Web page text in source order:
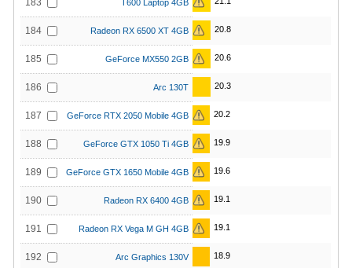
183 T600 Laptop 4GB
184 Radeon RX 6500 XT 4GB 20.8
185 GeForce MX550 2GB 20.6
186 Arc 130T 20.3
187 GeForce RTX 2050 Mobile 4GB 20.2
188 GeForce GTX 1050 Ti 4GB 19.9
189 GeForce GTX 1650 Mobile 4GB 19.6
190 Radeon RX 6400 4GB 19.1
191 Radeon RX Vega M GH 4GB 19.1
192 Arc Graphics 130V 18.9